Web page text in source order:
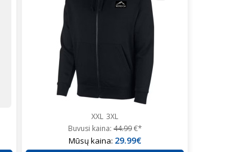
XXL 3XL
Buvusi kaina:44.99€*
Mūsų kaina: 29.99€